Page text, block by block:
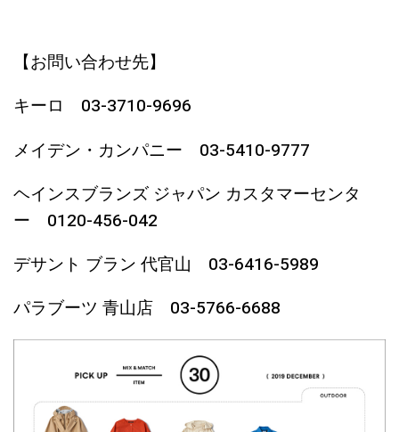
【お問い合わせ先】
キーロ 03-3710-9696
メイデン・カンパニー 03-5410-9777
ヘインスブランズ ジャパン カスタマーセンタ
ー 0120-456-042
デサント ブラン 代官山 03-6416-5989
パラブーツ 青山店 03-5766-6688